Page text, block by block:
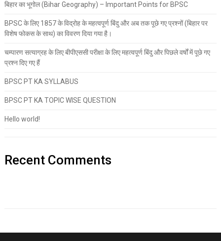
बिहार का भूगोल (Bihar Geography) – Important Points for BPSC
BPSC के लिए 1857 के विद्रोह के महत्वपूर्ण बिंदु और अब तक पूछे गए प्रश्नों (बिहार पर
विशेष फोकस के साथ) का विवरण दिया गया है।
चम्पारण सत्याग्रह के लिए बीपीएससी परीक्षा के लिए महत्वपूर्ण बिंदु और पिछले वर्षों में पूछे गए
प्रश्न दिए गए हैं
BPSC PT KA SYLLABUS
BPSC PT KA TOPIC WISE QUESTION
Hello world!
Recent Comments